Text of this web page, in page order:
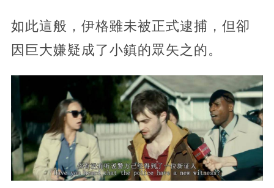
如此這般，伊格雖未被正式逮捕，但卻
因巨大嫌疑成了小鎮的眾矢之的。